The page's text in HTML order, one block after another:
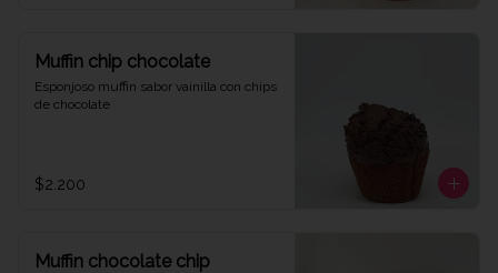
Muffin chip chocolate
Esponjoso muffin sabor vainilla con chips
de chocolate
$2.200
Muffin chocolate chip